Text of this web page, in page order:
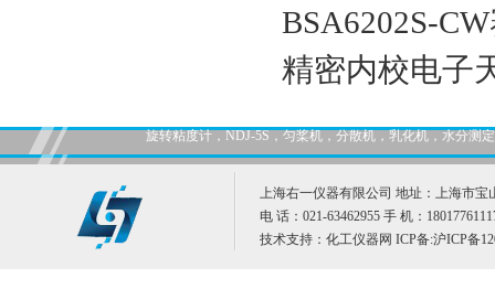
BSA6202S-
精密内校电子
旋转粘度计，NDJ-5S，匀桨机，分散机，乳化机，水分测
上海右一仪器有限公司 地址：上海市宝
电 话：021-63462955 手 机：
技术支持： 化工仪器网 ICP备:沪ICP备